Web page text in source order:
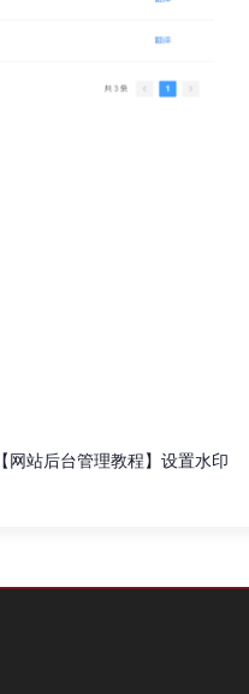
【网站后台管理教程】设置水印